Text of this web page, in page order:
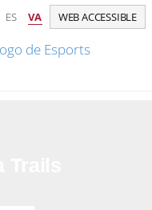
ES VA WEB ACCESSIBLE